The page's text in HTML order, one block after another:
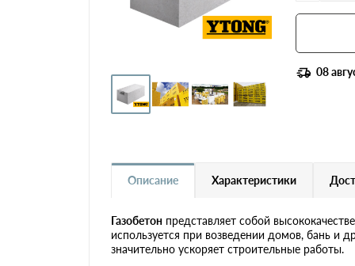
Газобетон Ytong (Ютонг)
Газобетон H+H
Газобетон Могилевский
Газобетон Белорусский SLS
08
Описание Характеристики
Газобетон представляет собой
используется при возведении домов, бань и
значительно ускоряет строительные работы.